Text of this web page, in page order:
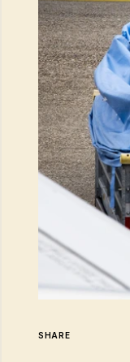
SHARE